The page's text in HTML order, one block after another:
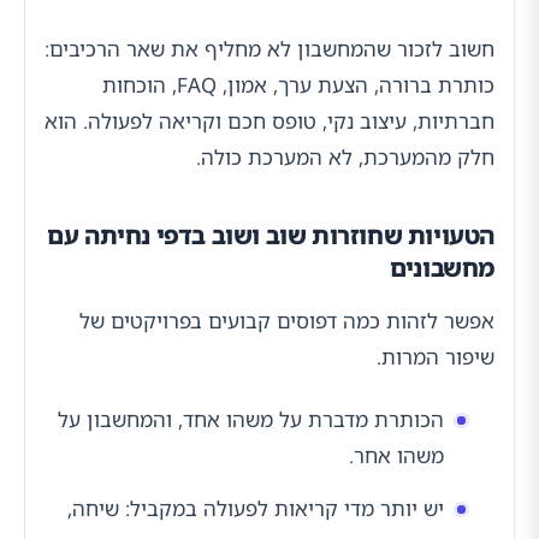
חשוב לזכור שהמחשבון לא מחליף את שאר הרכיבים:
כותרת ברורה, הצעת ערך, אמון, FAQ, הוכחות
חברתיות, עיצוב נקי, טופס חכם וקריאה לפעולה. הוא
חלק מהמערכת, לא המערכת כולה.
הטעויות שחוזרות שוב ושוב בדפי נחיתה עם
מחשבונים
אפשר לזהות כמה דפוסים קבועים בפרויקטים של
שיפור המרות.
הכותרת מדברת על משהו אחד, והמחשבון על
משהו אחר.
יש יותר מדי קריאות לפעולה במקביל: שיחה,